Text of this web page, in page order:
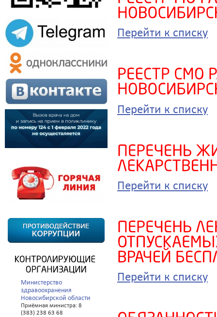
Министерство
здравоохранения
Новосибирской области
Приёмная министра: 8
(383) 238 63 68
Перейти к списку
Перейти к списку
Перейти к списку
Перейти к списку